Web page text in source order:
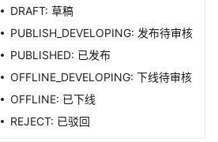
DRAFT: 草稿
PUBLISH_DEVELOPING: 发布待审核
PUBLISHED: 已发布
OFFLINE_DEVELOPING: 下线待审核
OFFLINE: 已下线
REJECT: 已驳回